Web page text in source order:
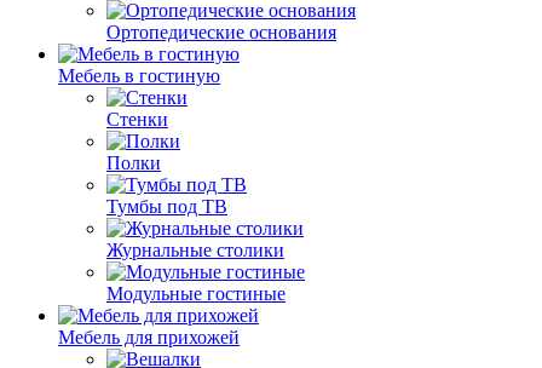
Ортопедические основания
Мебель в гостиную
Стенки
Полки
Тумбы под ТВ
Журнальные столики
Модульные гостиные
Мебель для прихожей